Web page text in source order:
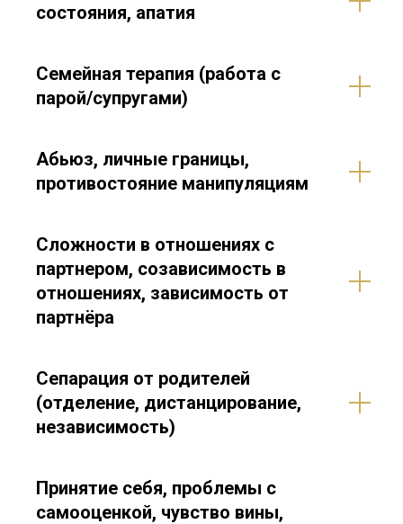
состояния, апатия
Семейная терапия (работа с
парой/супругами)
Абьюз, личные границы,
противостояние манипуляциям
Сложности в отношениях с
партнером, созависимость в
отношениях, зависимость от
партнёра
Сепарация от родителей
(отделение, дистанцирование,
независимость)
Принятие себя, проблемы с
самооценкой, чувство вины,